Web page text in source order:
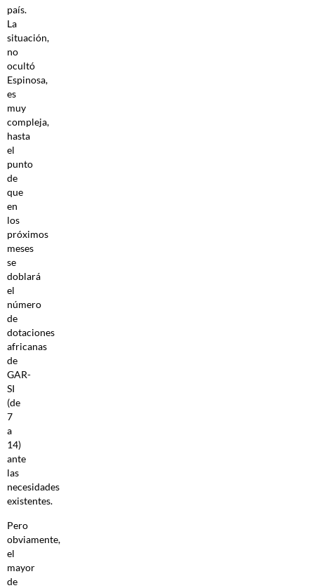
país.
La
situación,
no
ocultó
Espinosa,
es
muy
compleja,
hasta
el
punto
de
que
en
los
próximos
meses
se
doblará
el
número
de
dotaciones
africanas
de
GAR-
SI
(de
7
a
14)
ante
las
necesidades
existentes.
Pero
obviamente,
el
mayor
de